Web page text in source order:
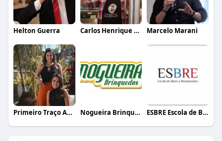
Helton Guerra Carlos Henrique de Faria Vasconcelos Marcelo Marani
Primeiro Traço Arquitetura Nogueira Brinquedos ESBRE Escola de Bares e Restaurantes